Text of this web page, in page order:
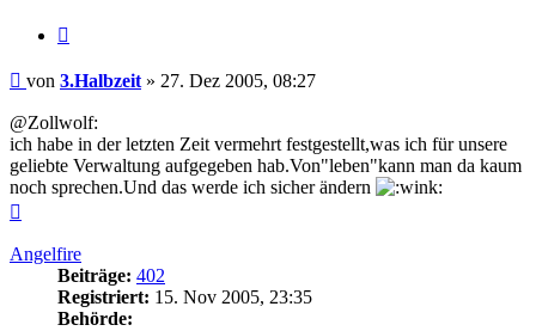
Beitrag
von 3.Halbzeit » 27. Dez 2005, 08:27
@Zollwolf:
ich habe in der letzten Zeit vermehrt festgestellt,was ich für unsere
geliebte Verwaltung aufgegeben hab.Von"leben"kann man da kaum
noch sprechen.Und das werde ich sicher ändern
Angelfire
Beiträge: 402
Registriert: 15. Nov 2005, 23:35
Behörde: